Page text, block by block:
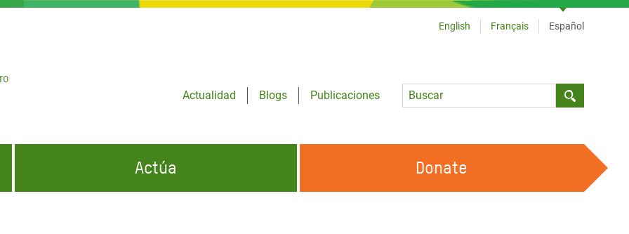
Actualidad
Blogs
Publicaciones
Language
English Français Español
Actúa Donate